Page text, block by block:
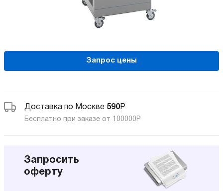
Запрос цены
Доставка по Москве 590Р
Бесплатно при заказе от 100000 Р
Запросить
оферту